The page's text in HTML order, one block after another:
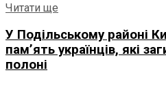
Читати ще
У Подільському районі
пам’ять українців, які
полоні